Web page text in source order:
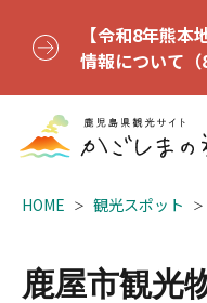
【令和8年熊
情報について（
HOME 観光スポット
鹿屋市観光